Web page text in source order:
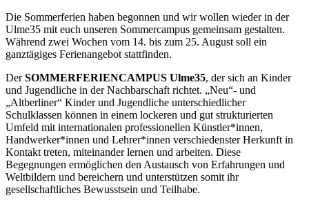
Die Sommerferien haben begonnen und wir wollen wieder in der
Ulme35 mit euch unseren Sommercampus gemeinsam gestalten.
Während zwei Wochen vom 14. bis zum 25. August soll ein
ganztägiges Ferienangebot stattfinden.
DerSOMMERFERIENCAMPUS Ulme35, der sich an Kinder
und Jugendliche in der Nachbarschaft richtet. „Neu“- und
„Altberliner“ Kinder und Jugendliche unterschiedlicher
Schulklassen können in einem lockeren und gut strukturierten
Umfeld mit internationalen professionellen Künstler*innen,
Handwerker*innen und Lehrer*innen verschiedenster Herkunft in
Kontakt treten, miteinander lernen und arbeiten. Diese
Begegnungen ermöglichen den Austausch von Erfahrungen und
Weltbildern und bereichern und unterstützen somit ihr
gesellschaftliches Bewusstsein und Teilhabe.